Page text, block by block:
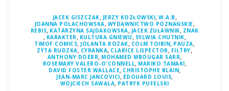
JACEK GISZCZAK, JERZY KOZŁOWSKI, W.A.B ,
JOANNA POLACHOWSKA, WYDAWNICTWO POZNAŃSKIE,
REBIS, KATARZYNA SAJDAKOWSKA, JACEK ŻUŁAWNIK, ZNAK
, KARAKTER, KULTURA GNIEWU , SYLWIA CHUTNIK,
TIMOF COMICS, JOLANTA KOZAK, COLM TOIBIN, PAUZA,
ZYTA RUDZKA,CYRANKA, CLARICE LISPECTOR, FILTRY,
ANTHONY DOERR, MOHAMED MBOUGAR SARR,
ROSEMARY VALERO-O'CONNELL, MARIKO TAMAKI,
DAVID FOSTER WALLACE, CHRISTOPHE BLAIN,
JEAN-MARC JANCOVICI, ÉDOUARD LOUIS,
WOJCIECH SAWALA, PATRYK PUFELSKI